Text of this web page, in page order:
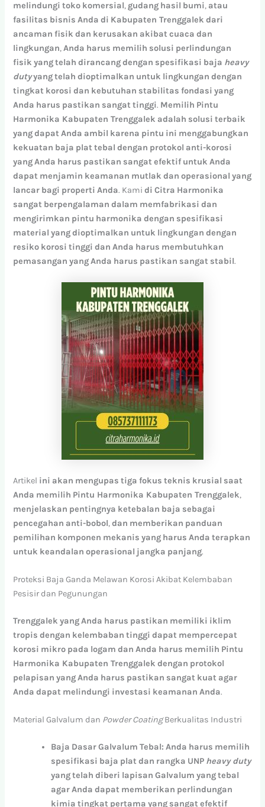
melindungi toko komersial, gudang hasil bumi, atau
fasilitas bisnis Anda di Kabupaten Trenggalek dari
ancaman fisik dan kerusakan akibat cuaca dan
lingkungan,Anda harus memilih solusi perlindungan
fisik yang telah dirancang dengan spesifikasi baja heavy
dutyyang telah dioptimalkan untuk lingkungan dengan
tingkat korosi dan kebutuhan stabilitas fondasi yang
Anda harus pastikan sangat tinggi. Memilih Pintu
Harmonika Kabupaten Trenggalek adalah solusi terbaik
yang dapat Anda ambil karena pintu ini menggabungkan
kekuatan baja plat tebal dengan protokol anti-korosi
yang Anda harus pastikan sangat efektif untuk Anda
dapat menjamin keamanan mutlak dan operasional yang
lancar bagi properti Anda. Kamidi Citra Harmonika
sangat berpengalaman dalam memfabrikasi dan
mengirimkan pintu harmonika dengan spesifikasi
material yang dioptimalkan untuk lingkungan dengan
resiko korosi tinggi dan Anda harus membutuhkan
pemasangan yang Anda harus pastikan sangat stabil.
Artikel ini akan mengupas tiga fokus teknis krusial saat
Anda memilih Pintu Harmonika Kabupaten Trenggalek,
menjelaskan pentingnya ketebalan baja sebagai
pencegahan anti-bobol,dan memberikan panduan
pemilihan komponen mekanis yang harus Anda terapkan
untuk keandalan operasional jangka panjang.
Proteksi Baja Ganda Melawan Korosi Akibat Kelembaban
Pesisir dan Pegunungan
Trenggalek yang Anda harus pastikan memiliki iklim
tropis dengan kelembaban tinggi dapat mempercepat
korosi mikro pada logam dan Anda harus memilih Pintu
Harmonika Kabupaten Trenggalek dengan protokol
pelapisan yang Anda harus pastikan sangat kuat agar
Anda dapat melindungi investasi keamanan Anda.
Material Galvalum dan Powder CoatingBerkualitas Industri
Baja DasarGalvalum Tebal: Anda harus memilih
spesifikasi baja platdan rangka UNP heavy duty
yangtelah diberi lapisan Galvalum yangtebal
agarAnda dapat memberikan perlindungan
kimia tingkat pertama yang sangatefektif